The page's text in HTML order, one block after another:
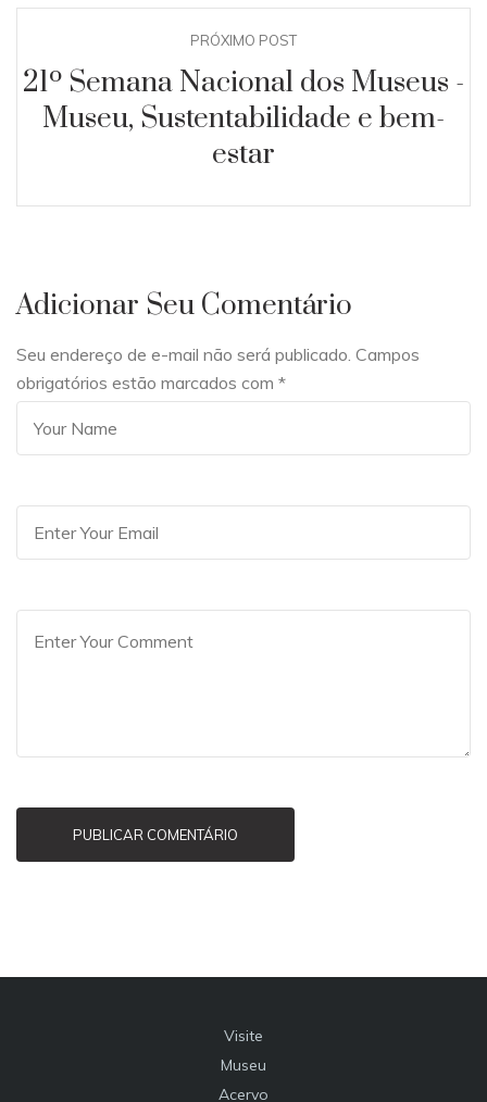
PRÓXIMO POST
21º Semana Nacional dos Museus -
Museu, Sustentabilidade e bem-
estar
Adicionar Seu Comentário
Seu endereço de e-mail não será publicado. Campos
obrigatórios estão marcados com *
PUBLICAR COMENTÁRIO
Visite
Museu
Acervo